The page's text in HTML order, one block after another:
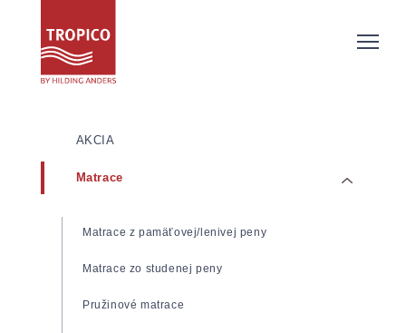
AKCIA
Matrace
Matrace z pamäťovej/lenivej peny
Matrace zo studenej peny
Pružinové matrace